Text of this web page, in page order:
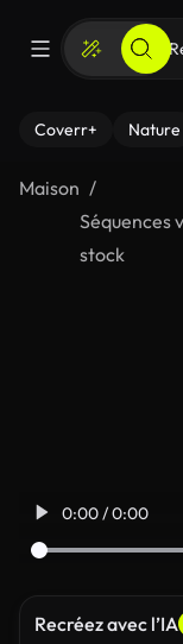
Coverr+ Nature
Maison
Séquences
stock
0:00 / 0:00
Recréez avec l’IA